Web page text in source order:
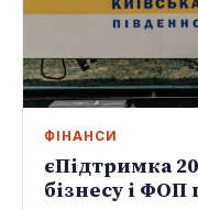
ФІНАНСИ
єПідтримка
бізнесу і ФОП